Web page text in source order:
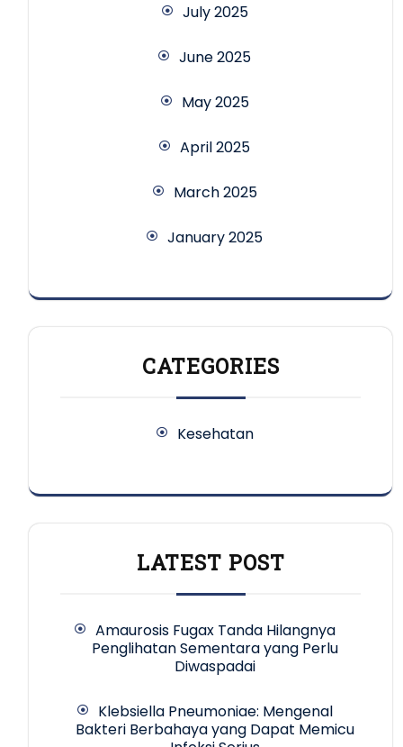
July 2025
June 2025
May 2025
April 2025
March 2025
January 2025
CATEGORIES
Kesehatan
LATEST POST
Amaurosis Fugax Tanda Hilangnya
Penglihatan Sementara yang Perlu
Diwaspadai
Klebsiella Pneumoniae: Mengenal
Bakteri Berbahaya yang Dapat Memicu